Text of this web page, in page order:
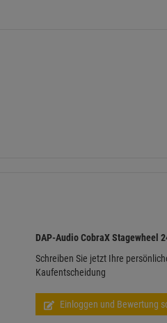
DAP-Audio CobraX Stagewheel
Schreiben Sie jetzt Ihre
Kaufentscheidung
Einloggen und Bewertung